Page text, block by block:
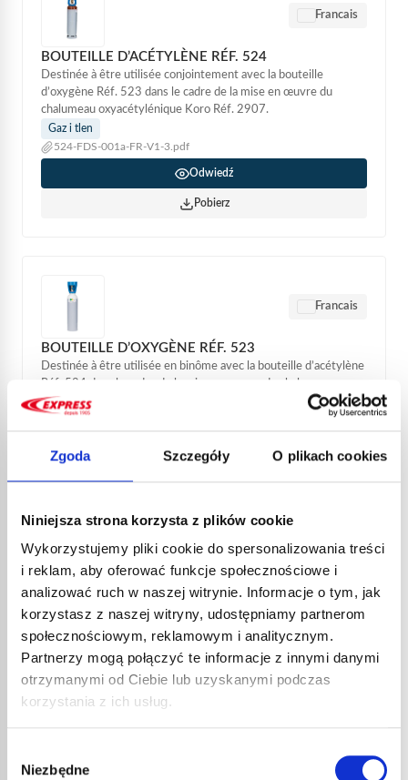
Zgoda Szczegóły O plikach cookies
Niniejsza strona korzysta z plików cookie
Wykorzystujemy pliki cookie do spersonalizowania treści
i reklam, aby oferować funkcje społecznościowe i
analizować ruch w naszej witrynie. Informacje o tym, jak
korzystasz z naszej witryny, udostępniamy partnerom
społecznościowym, reklamowym i analitycznym.
Partnerzy mogą połączyć te informacje z innymi danymi
otrzymanymi od Ciebie lub uzyskanymi podczas
korzystania z ich usług.
zgody
Niezbędne
Francais
BOUTEILLE D’ACÉTYLÈNE RÉF. 524
Destinée à être utilisée conjointement avec la bouteille
d’oxygène Réf. 523 dans le cadre de la mise en œuvre du
chalumeau oxyacétylénique Koro Réf. 2907.
Gaz i tlen
524-FDS-001a-FR-V1-3.pdf
Odwiedź
Pobierz
Francais
BOUTEILLE D’OXYGÈNE RÉF. 523
Destinée à être utilisée en binôme avec la bouteille d’acétylène
Réf. 524 dans le cadre de la mise en œuvre du chalumeau
oxyacétylénique Koro Réf....
Gaz i tlen
Odwiedź
Francais
BRASURE RÉF. 506805
Brasure cuivre phosphore 6% Argent
Lutowanie